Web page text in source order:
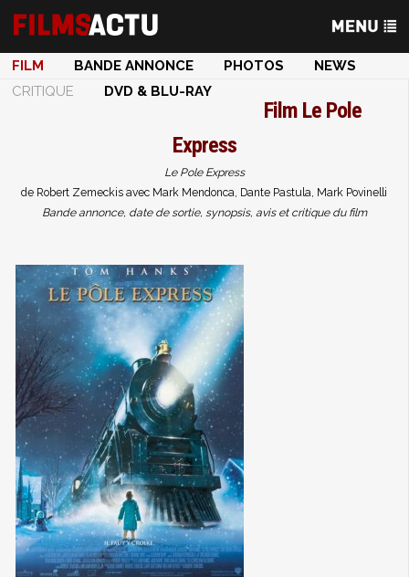
FILM BANDE ANNONCE PHOTOS
NEWS
CRITIQUE
DVD & BLU-RAY
Film Le Pole
Express
Le Pole Express
de Robert Zemeckis avec Mark Mendonca, Dante Pastula, Mark Povinelli
Bande annonce, date de sortie, synopsis, avis et critique du film